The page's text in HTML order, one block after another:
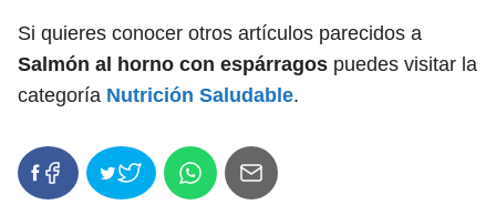
Si quieres conocer otros artículos parecidos a
Salmón al horno con espárragos puedes visitar la
categoría Nutrición Saludable.